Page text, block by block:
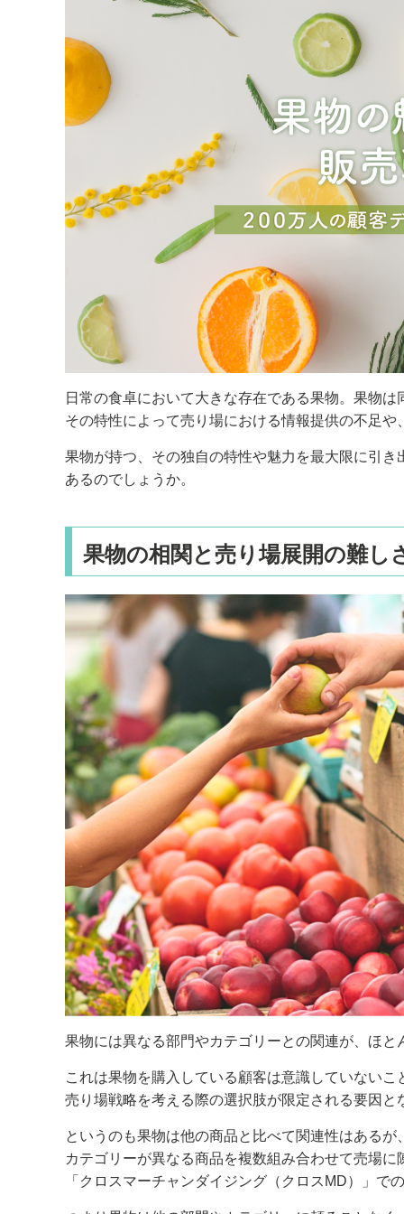
o
k
日常の食卓において大きな存在である果物。果物
その特性によって売り場における情報提供の不足
果物が持つ、その独自の特性や魅力を最大限に引
あるのでしょうか。
果物の相関と売り場展開の難し
果物には異なる部門やカテゴリーとの関連が、ほ
これは果物を購入している顧客は意識していない
売り場戦略を考える際の選択肢が限定される要因と
というのも果物は他の商品と比べて関連性はあるが
カテゴリーが異なる商品を複数組み合わせて売場に
「クロスマーチャンダイジング（クロスMD）」